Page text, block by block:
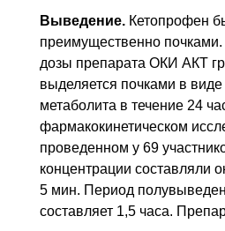
Выведение. Кетопрофен
преимущественно
дозы препарата ОКИ АКТ
выделяется почками в
метаболита в течение 24
фармакокинетическом
проведенном у 69
концентрации составляли
5 мин. Период
составляет 1,5 часа.